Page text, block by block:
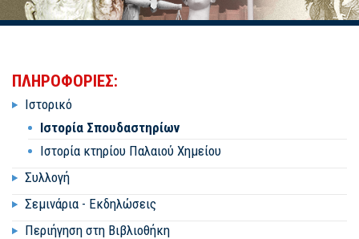
ΠΛΗΡΟΦΟΡΙΕΣ:
Ιστορικό
Ιστορία Σπουδαστηρίων
Ιστορία κτηρίου Παλαιού Χημείου
Συλλογή
Σεμινάρια - Εκδηλώσεις
Περιήγηση στη Βιβλιοθήκη